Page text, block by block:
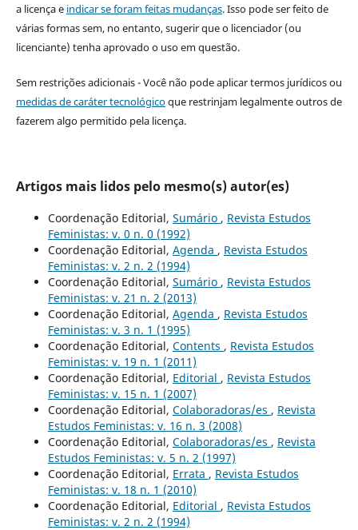
a licença e indicar se foram feitas mudanças. Isso pode ser feito de
várias formas sem, no entanto, sugerir que o licenciador (ou
licenciante) tenha aprovado o uso em questão.
Sem restrições adicionais - Você não pode aplicar termos jurídicos ou
medidas de caráter tecnológicoque restrinjam legalmente outros de
fazerem algo permitido pela licença.
Artigos mais lidos pelo mesmo(s) autor(es)
Coordenação Editorial, Sumário , Revista Estudos
Feministas: v. 0 n. 0 (1992)
Coordenação Editorial, Agenda , Revista Estudos
Feministas: v. 2 n. 2 (1994)
Coordenação Editorial, Sumário , Revista Estudos
Feministas: v. 21 n. 2 (2013)
Coordenação Editorial, Agenda , Revista Estudos
Feministas: v. 3 n. 1 (1995)
Coordenação Editorial, Contents , Revista Estudos
Feministas: v. 19 n. 1 (2011)
Coordenação Editorial, Editorial , Revista Estudos
Feministas: v. 15 n. 1 (2007)
Coordenação Editorial, Colaboradoras/es , Revista
Estudos Feministas: v. 16 n. 3 (2008)
Coordenação Editorial, Colaboradoras/es , Revista
Estudos Feministas: v. 5 n. 2 (1997)
Coordenação Editorial, Errata , Revista Estudos
Feministas: v. 18 n. 1 (2010)
Coordenação Editorial, Editorial , Revista Estudos
Feministas: v. 2 n. 2 (1994)